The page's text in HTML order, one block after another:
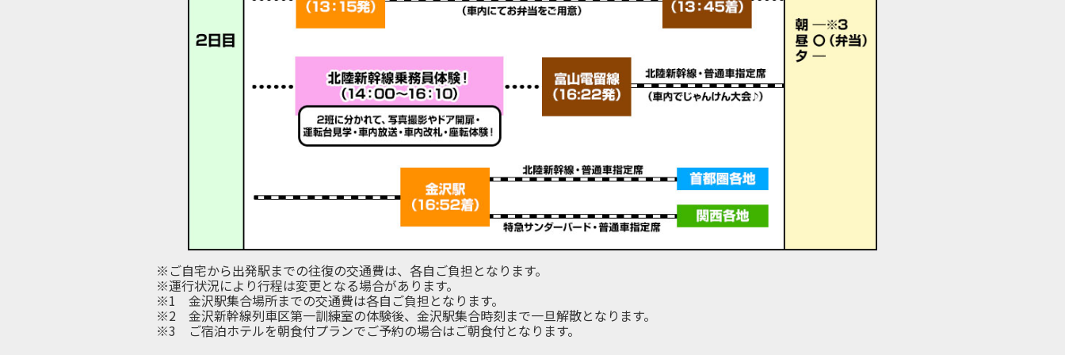
※ご自宅から出発駅までの往復の交通費は、各自ご負担となります。
※運行状況により行程は変更となる場合があります。
※1 金沢駅集合場所までの交通費は各自ご負担となります。
※2 金沢新幹線列車区第一訓練室の体験後、金沢駅集合時刻まで一旦解散となります。
※3 ご宿泊ホテルを朝食付プランでご予約の場合はご朝食付となります。